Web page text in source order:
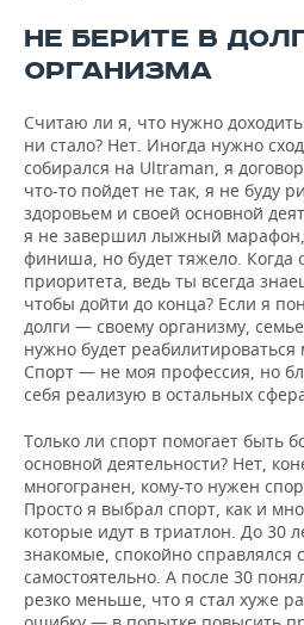
НЕ БЕРИТЕ В
ОРГАНИЗМА
Считаю ли я, что нужно
ни стало? Нет. Иногда нужно
собирался на Ultraman, я
что-то пойдет не так, я не буду
здоровьем и своей основной
я не завершил лыжный марафон,
финиша, но будет тяжело. Когда
приоритета, ведь ты всегда
чтобы дойти до конца? Если я
долги — своему организму,
нужно будет
Спорт — не моя профессия, но
себя реализую в остальных
Только ли спорт помогает быть
основной деятельности? Нет,
многогранен, кому-то нужен
Просто я выбрал спорт, как и
которые идут в триатлон. До 30
знакомые, спокойно справлялся
самостоятельно. А после 30
резко меньше, что я стал хуже